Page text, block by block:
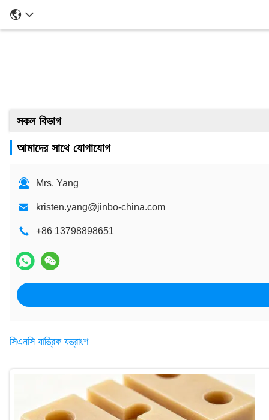
সকল বিভাগ
আমাদের সাথে যোগাযোগ
Mrs. Yang
kristen.yang@jinbo-china.com
+86 13798898651
সিএনসি যান্ত্রিক যন্ত্রাংশ